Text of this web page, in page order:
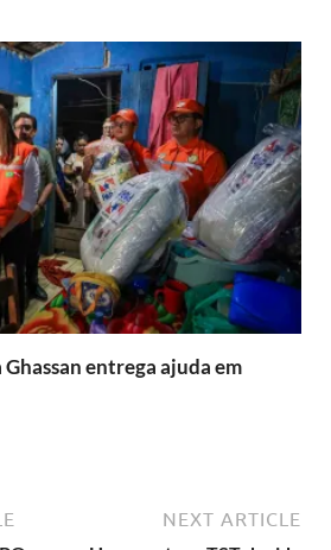
entrega ajuda em
NEXT ARTICLE